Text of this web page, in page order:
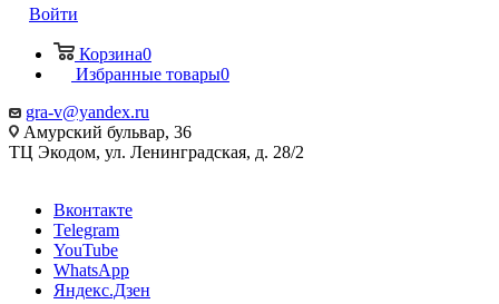
Войти
Корзина0
Избранные товары0
gra-v@yandex.ru
Амурский бульвар, 36
ТЦ Экодом, ул. Ленинградская, д. 28/2
Вконтакте
Telegram
YouTube
WhatsApp
Яндекс.Дзен